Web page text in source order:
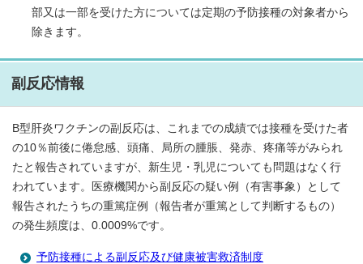
部又は一部を受けた方については定期の予防接種の対象者から
除きます。
副反応情報
B型肝炎ワクチンの副反応は、これまでの成績では接種を受けた者
の10％前後に倦怠感、頭痛、局所の腫脹、発赤、疼痛等がみられ
たと報告されていますが、新生児・乳児についても問題はなく行
われています。医療機関から副反応の疑い例（有害事象）として
報告されたうちの重篤症例（報告者が重篤として判断するもの）
の発生頻度は、0.0009%です。
予防接種による副反応及び健康被害救済制度